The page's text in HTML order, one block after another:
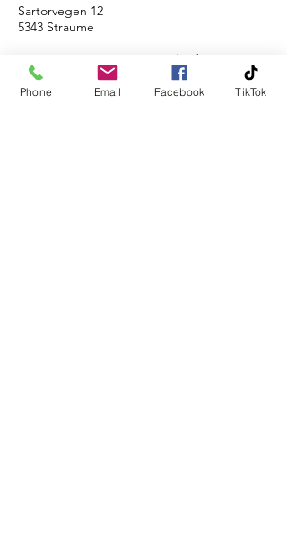
Sartorvegen 12
5343 Straume
Sartor Storsenter 3.etg. (ved siden av
Arkaden legesenter)
post@maxliving.no
Phone Email Facebook TikTok